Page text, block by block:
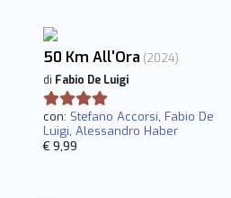
50 Km All'Ora (2024)
di Fabio De Luigi
con: Stefano Accorsi, Fabio De
Luigi, Alessandro Haber
€ 9,99